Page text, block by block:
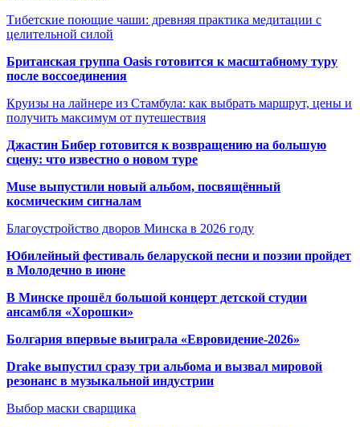
Тибетские поющие чаши: древняя практика медитации с
целительной силой
Британская группа Oasis готовится к масштабному туру
после воссоединения
Круизы на лайнере из Стамбула: как выбрать маршрут, цены и
получить максимум от путешествия
Джастин Бибер готовится к возвращению на большую
сцену: что известно о новом туре
Muse выпустили новый альбом, посвящённый
космическим сигналам
Благоустройство дворов Минска в 2026 году
Юбилейный фестиваль беларуской песни и поэзии пройдет
в Молодечно в июне
В Минске прошёл большой концерт детской студии
ансамбля «Хорошки»
Болгария впервые выиграла «Евровидение-2026»
Drake выпустил сразу три альбома и вызвал мировой
резонанс в музыкальной индустрии
Выбор маски сварщика